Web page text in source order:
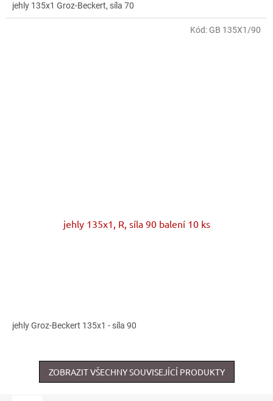
jehly 135x1 Groz-Beckert, síla 70
jehly 135x1, R, síla 90 balení 10 ks
jehly Groz-Beckert 135x1 - síla 90
Kód: GB 135X1/90
ZOBRAZIT VŠECHNY SOUVISEJÍCÍ PRODUKTY